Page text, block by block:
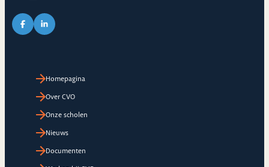
Link naar Facebook pagina van CVO
Link naar LinkedIn pagina van CVO
Homepagina
Over CVO
Onze scholen
Nieuws
Documenten